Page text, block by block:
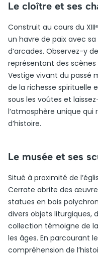
Le cloître et ses
Construit au cours du
un havre de paix avec
d’arcades. Observez-y
représentant des
Vestige vivant du passé
de la richesse spirituelle
sous les voûtes et
l’atmosphère unique
d’histoire.
Le musée et ses
Situé à proximité de
Cerrate abrite des
statues en bois
divers objets liturgiques,
collection témoigne de
les âges. En parcourant
compréhension de